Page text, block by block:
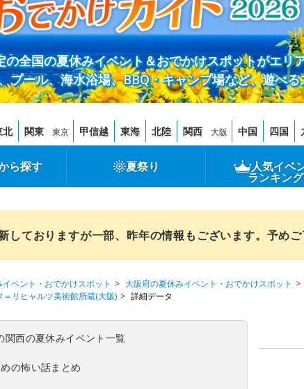
の全国の夏休みイベント＆おでかけスポットがエリ
プール、海水浴場、BBQ・キャンプ場など、遊べ
北 関東 東京 甲信越 東海 北陸 関西 大阪 中国 四国
ら探す 夏祭り 人気イベ
ランキング
しておりますが一部、昨年の情報もございます。予めご
ベント・おでかけスポット 大阪府の夏休みイベント・おでかけスポット
リヒャルツ美術館所蔵(大阪)
詳細データ
西の夏休みイベント一覧
の怖い話まとめ